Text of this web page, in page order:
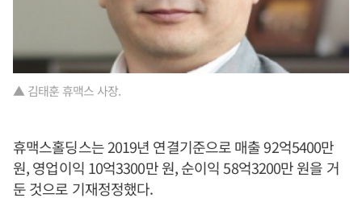
▲ 김태훈 휴맥스 사장.
휴맥스홀딩스는 2019년 연결기준으로 매출 92억5400만
원, 영업이익 10억3300만 원, 순이익 58억3200만 원을 거
둔 것으로 기재정정했다.